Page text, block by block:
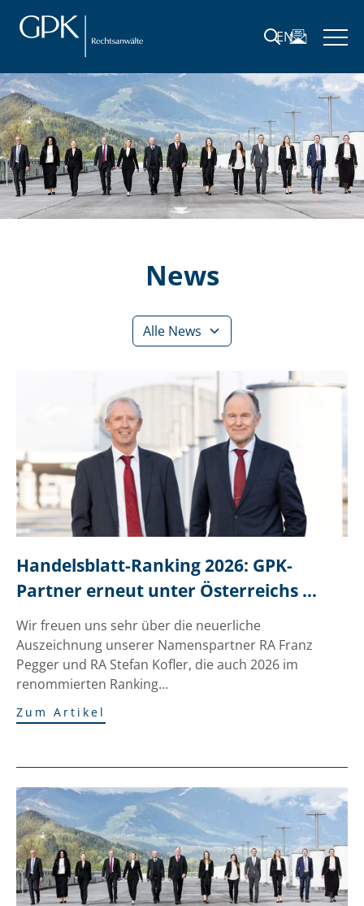
EN
News
Handelsblatt-Ranking 2026: GPK-
Partner erneut unter Österreichs
besten Anwälten
Wir freuen uns sehr über die neuerliche
Auszeichnung unserer Namenspartner RA Franz
Pegger und RA Stefan Kofler, die auch 2026 im
renommierten Ranking…
Zum Artikel